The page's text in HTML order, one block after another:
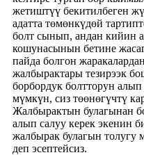
жетиштүү бекитилбеген
адатта төмөнкүдөй
болт сынып, андан кийин
кошунасынын бетине
пайда болгон
жалбырактары тезирээк
борбордук болтторун
мүмкүн, сиз төөнөгүчтү
Жалбырактын булагынан
алып салуу керек экенин
жалбырак булагын
деп эсептейсиз.